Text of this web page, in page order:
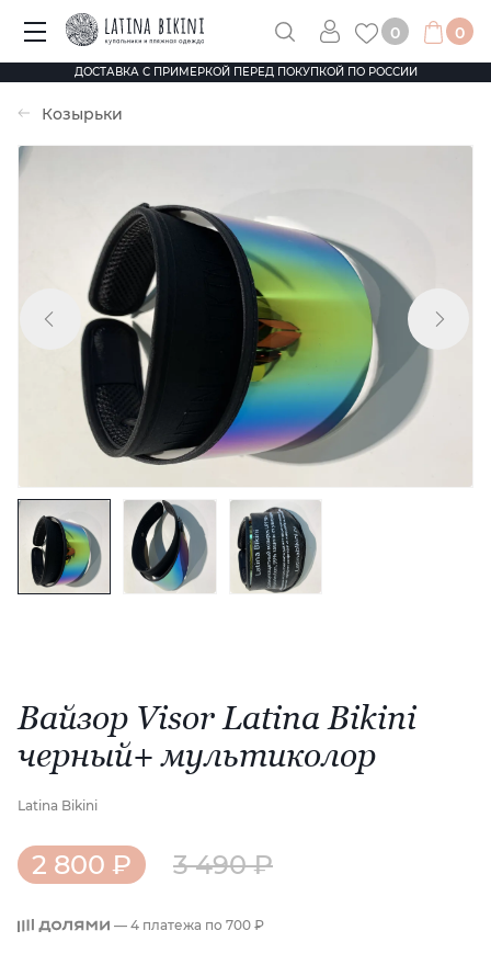
ДОСТАВКА С ПРИМЕРКОЙ ПЕРЕД ПОКУПКОЙ ПО РОССИИ
0 0
Козырьки
Вайзор Visor Latina Bikini
черный+ мультиколор
Latina Bikini
2 800 ₽ 3 490 ₽
— 4 платежа по 700 ₽